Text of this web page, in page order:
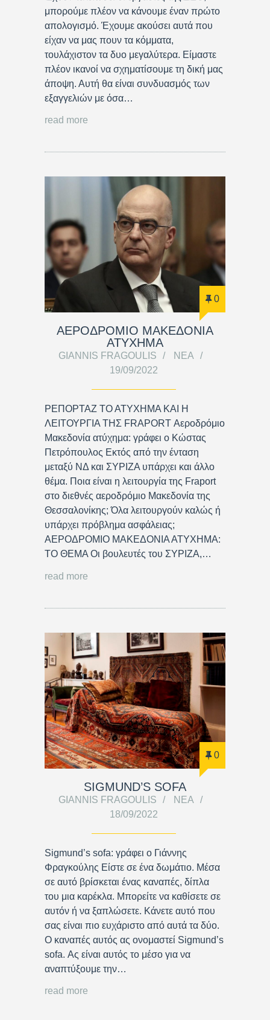
μπορούμε πλέον να κάνουμε έναν πρώτο
απολογισμό. Έχουμε ακούσει αυτά που
είχαν να μας πουν τα κόμματα,
τουλάχιστον τα δυο μεγαλύτερα. Είμαστε
πλέον ικανοί να σχηματίσουμε τη δική μας
άποψη. Αυτή θα είναι συνδυασμός των
εξαγγελιών με όσα…
read more
0
ΑΕΡΟΔΡΟΜΙΟ ΜΑΚΕΔΟΝΙΑ
ΑΤΥΧΗΜΑ
GIANNIS FRAGOULIS
ΝΈΑ
19/09/2022
ΡΕΠΟΡΤΑΖ ΤΟ ΑΤΥΧΗΜΑ ΚΑΙ Η
ΛΕΙΤΟΥΡΓΙΑ ΤΗΣ FRAPORT Αεροδρόμιο
Μακεδονία ατύχημα: γράφει ο Κώστας
Πετρόπουλος Εκτός από την ένταση
μεταξύ ΝΔ και ΣΥΡΙΖΑ υπάρχει και άλλο
θέμα. Ποια είναι η λειτουργία της Fraport
στο διεθνές αεροδρόμιο Μακεδονία της
Θεσσαλονίκης; Όλα λειτουργούν καλώς ή
υπάρχει πρόβλημα ασφάλειας;
ΑΕΡΟΔΡΟΜΙΟ ΜΑΚΕΔΟΝΙΑ ΑΤΥΧΗΜΑ:
ΤΟ ΘΕΜΑ Οι βουλευτές του ΣΥΡΙΖΑ,…
read more
0
SIGMUND’S SOFA
GIANNIS FRAGOULIS
ΝΈΑ
18/09/2022
Sigmund’s sofa: γράφει ο Γιάννης
Φραγκούλης Είστε σε ένα δωμάτιο. Μέσα
σε αυτό βρίσκεται ένας καναπές, δίπλα
του μια καρέκλα. Μπορείτε να καθίσετε σε
αυτόν ή να ξαπλώσετε. Κάνετε αυτό που
σας είναι πιο ευχάριστο από αυτά τα δύο.
Ο καναπές αυτός ας ονομαστεί Sigmund’s
sofa. Ας είναι αυτός το μέσο για να
αναπτύξουμε την…
read more